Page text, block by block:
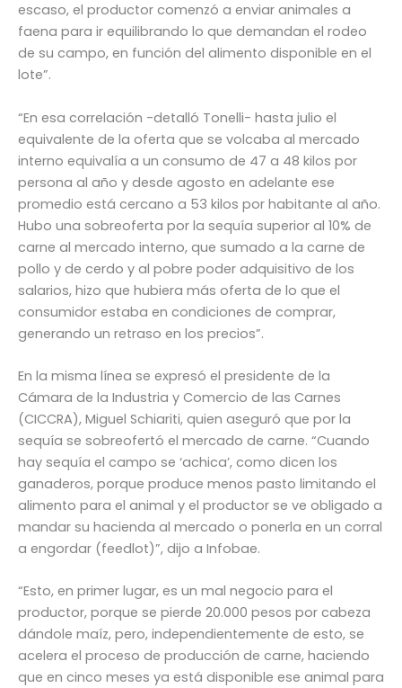
escaso, el productor comenzó a enviar animales a
faena para ir equilibrando lo que demandan el rodeo
de su campo, en función del alimento disponible en el
lote”.
“En esa correlación -detalló Tonelli- hasta julio el
equivalente de la oferta que se volcaba al mercado
interno equivalía a un consumo de 47 a 48 kilos por
persona al año y desde agosto en adelante ese
promedio está cercano a 53 kilos por habitante al año.
Hubo una sobreoferta por la sequía superior al 10% de
carne al mercado interno, que sumado a la carne de
pollo y de cerdo y al pobre poder adquisitivo de los
salarios, hizo que hubiera más oferta de lo que el
consumidor estaba en condiciones de comprar,
generando un retraso en los precios”.
En la misma línea se expresó el presidente de la
Cámara de la Industria y Comercio de las Carnes
(CICCRA), Miguel Schiariti, quien aseguró que por la
sequía se sobreofertó el mercado de carne. “Cuando
hay sequía el campo se ‘achica’, como dicen los
ganaderos, porque produce menos pasto limitando el
alimento para el animal y el productor se ve obligado a
mandar su hacienda al mercado o ponerla en un corral
a engordar (feedlot)”, dijo a Infobae.
“Esto, en primer lugar, es un mal negocio para el
productor, porque se pierde 20.000 pesos por cabeza
dándole maíz, pero, independientemente de esto, se
acelera el proceso de producción de carne, haciendo
que en cinco meses ya está disponible ese animal para